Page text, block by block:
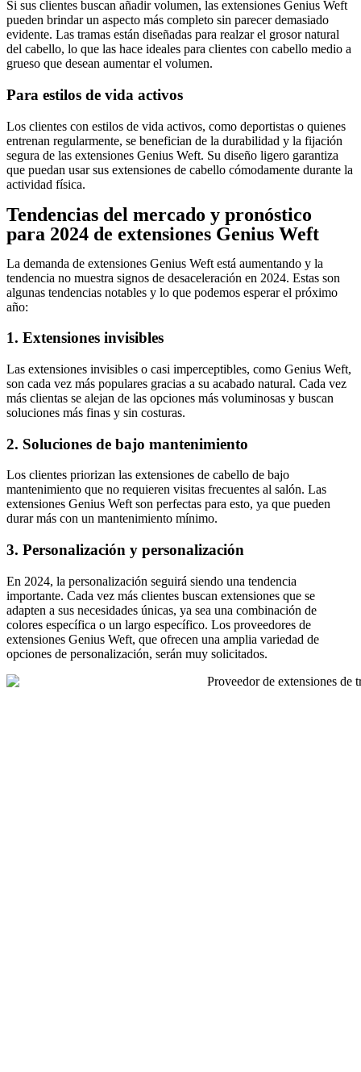
Si sus clientes buscan añadir volumen, las extensiones Genius Weft
pueden brindar un aspecto más completo sin parecer demasiado
evidente. Las tramas están diseñadas para realzar el grosor natural
del cabello, lo que las hace ideales para clientes con cabello medio a
grueso que desean aumentar el volumen.
Para estilos de vida activos
Los clientes con estilos de vida activos, como deportistas o quienes
entrenan regularmente, se benefician de la durabilidad y la fijación
segura de las extensiones Genius Weft. Su diseño ligero garantiza
que puedan usar sus extensiones de cabello cómodamente durante la
actividad física.
Tendencias del mercado y pronóstico
para 2024 de extensiones Genius Weft
La demanda de extensiones Genius Weft está aumentando y la
tendencia no muestra signos de desaceleración en 2024. Estas son
algunas tendencias notables y lo que podemos esperar el próximo
año:
1. Extensiones invisibles
Las extensiones invisibles o casi imperceptibles, como Genius Weft,
son cada vez más populares gracias a su acabado natural. Cada vez
más clientas se alejan de las opciones más voluminosas y buscan
soluciones más finas y sin costuras.
2. Soluciones de bajo mantenimiento
Los clientes priorizan las extensiones de cabello de bajo
mantenimiento que no requieren visitas frecuentes al salón. Las
extensiones Genius Weft son perfectas para esto, ya que pueden
durar más con un mantenimiento mínimo.
3. Personalización y personalización
En 2024, la personalización seguirá siendo una tendencia
importante. Cada vez más clientes buscan extensiones que se
adapten a sus necesidades únicas, ya sea una combinación de
colores específica o un largo específico. Los proveedores de
extensiones Genius Weft, que ofrecen una amplia variedad de
opciones de personalización, serán muy solicitados.